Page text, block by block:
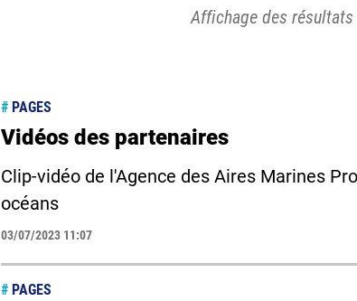
Affichage des
# PAGES
Vidéos des partenaires
Clip-vidéo de l'Agence des Aires Marines
océans
03/07/2023 11:07
# PAGES